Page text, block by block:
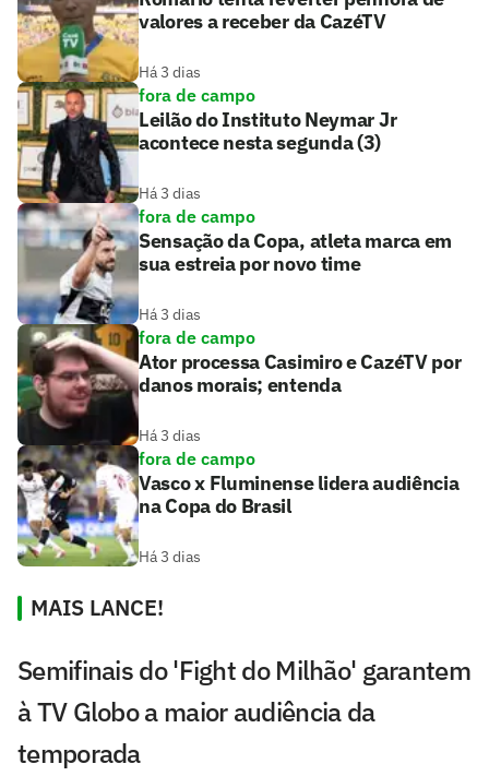
valores a receber da CazéTV
Há 3 dias
fora de campo
Leilão do Instituto Neymar Jr
acontece nesta segunda (3)
Há 3 dias
fora de campo
Sensação da Copa, atleta marca em
sua estreia por novo time
Há 3 dias
fora de campo
Ator processa Casimiro e CazéTV por
danos morais; entenda
Há 3 dias
fora de campo
Vasco x Fluminense lidera audiência
na Copa do Brasil
Há 3 dias
MAIS LANCE!
Semifinais do 'Fight do Milhão' garantem
à TV Globo a maior audiência da
temporada